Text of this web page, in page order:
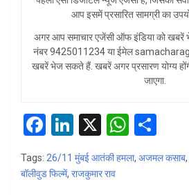
आप इसमें प्रसारित सामग्री का
अगर आप समाचार एजेंसी ऑफ इंडिया को खबरें
नंबर 9425011234 या ईमेल
खबरें भेज सकते हैं. खबरें अगर प्रसारण योग्य
जाएगा.
F
a
ce
Li
n
ke
X
W
at ar
Tags: 26/11 मुंबई आतंकी हमला, अजमल कसाब,
बॉलीवुड फिल्में, राजकुमार राव